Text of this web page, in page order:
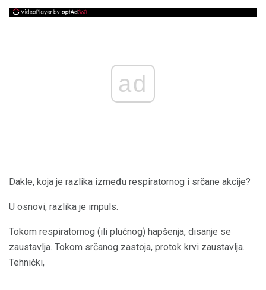
ad
Dakle, koja je razlika između respiratornog i srčane akcije?
U osnovi, razlika je impuls.
Tokom respiratornog (ili plućnog) hapšenja, disanje se
zaustavlja. Tokom srčanog zastoja, protok krvi zaustavlja.
Tehnički,